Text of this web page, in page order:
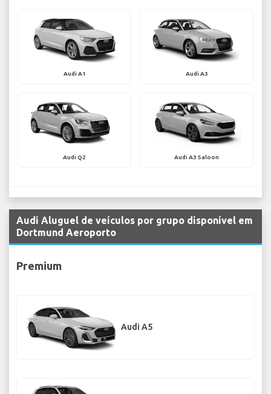
Audi A1 Audi A3
Audi Q2 Audi A3 Saloon
Audi Aluguel de veículos por grupo disponível em
Dortmund Aeroporto
Premium
Audi A5